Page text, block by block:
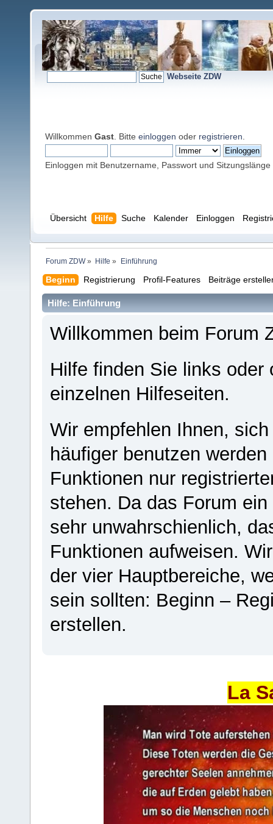
Webseite ZDW
Willkommen Gast . Bitte einloggen oder registrieren
Einloggen mit Benutzername, Passwort und Sitzungslänge
Übersicht Hilfe Suche Kalender Einloggen
Forum ZDW» Hilfe » Einführung
Beginn Registrierung Profil-Features Beiträge
Hilfe: Einführung
Willkommen beim Forum
Hilfe finden Sie links
einzelnen Hilfeseiten.
Wir empfehlen Ihnen,
häufiger benutzen
Funktionen nur
stehen. Da das Forum
sehr unwahrschienlich,
Funktionen aufweisen.
der vier Hauptbereiche,
sein sollten: Beginn –
erstellen.
La